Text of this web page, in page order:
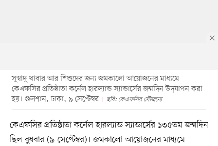
সুস্বাদু খাবার আর শিশুদের জন্য জমকালো আয়োজনের মাধ্যমে
কেএফসির প্রতিষ্ঠাতা কর্নেল হারল্যান্ড স্যান্ডার্সের জন্মদিন উদ্‌যাপন করা
হয়। গুলশান, ঢাকা, ৯ সেপ্টেম্বর
ছবি: কেএফসির সৌজন্যে
কেএফসির প্রতিষ্ঠাতা কর্নেল হারল্যান্ড স্যান্ডার্সের ১৩৫তম জন্মদিন
ছিল বুধবার (৯ সেপ্টেম্বর)। জমকালো আয়োজনের মাধ্যমে